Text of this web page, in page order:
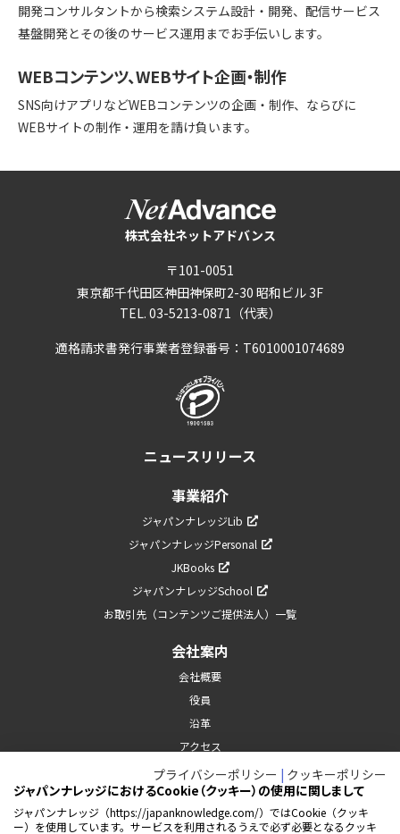
開発コンサルタントから検索システム設計・開発、配信サービス
基盤開発とその後のサービス運用までお手伝いします。
WEBコンテンツ、WEBサイト企画・制作
SNS向けアプリなどWEBコンテンツの企画・制作、ならびに
WEBサイトの制作・運用を請け負います。
株式会社ネットアドバンス
〒101-0051
東京都千代田区神田神保町2-30 昭和ビル 3F
TEL. 03-5213-0871（代表）
適格請求書発行事業者登録番号： T6010001074689
ニュースリリース
事業紹介
ジャパンナレッジLib
新しいウィンドウで開く
ジャパンナレッジPersonal
新しいウィンドウで開く
JKBooks
新しいウィンドウで開く
ジャパンナレッジSchool
新しいウィンドウで開く
お取引先（コンテンツご提供法人）一覧
会社案内
会社概要
役員
沿革
アクセス
採用情報
お問い合わせ
プライバシーポリシー | クッキーポリシー
ジャパンナレッジにおけるCookie（クッキー）の使用に関しまして
ジャパンナレッジ（https://japanknowledge.com/）ではCookie（クッキ
ー）を使用しています。サービスを利用されるうえで必ず必要となるクッキ